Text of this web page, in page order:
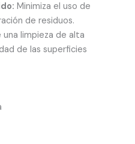
Minimiza el uso de
de residuos.
una limpieza de alta
de las superficies